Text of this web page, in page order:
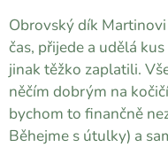
Obrovský dík
čas, přijede a udělá
jinak těžko zaplatili.
něčím dobrým na
bychom to finančně
Běhejme s útulky) a